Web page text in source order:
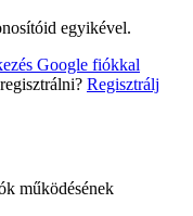
egyikével.
Google fiókkal
Regisztrálj
működésének